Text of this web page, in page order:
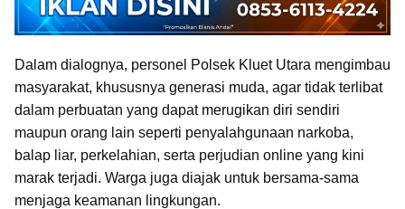
Dalam dialognya, personel Polsek Kluet Utara mengimbau
masyarakat, khususnya generasi muda, agar tidak terlibat
dalam perbuatan yang dapat merugikan diri sendiri
maupun orang lain seperti penyalahgunaan narkoba,
balap liar, perkelahian, serta perjudian online yang kini
marak terjadi. Warga juga diajak untuk bersama-sama
menjaga keamanan lingkungan.